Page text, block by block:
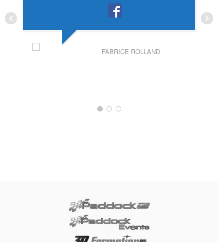
FABRICE ROLLAND